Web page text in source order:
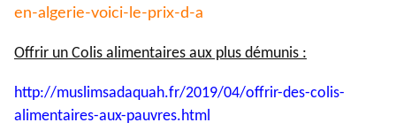
en-algerie-voici-le-prix-d-a
Offrir un Colis alimentaires aux plus démunis :
http://muslimsadaquah.fr/2019/04/offrir-des-colis-
alimentaires-aux-pauvres.html